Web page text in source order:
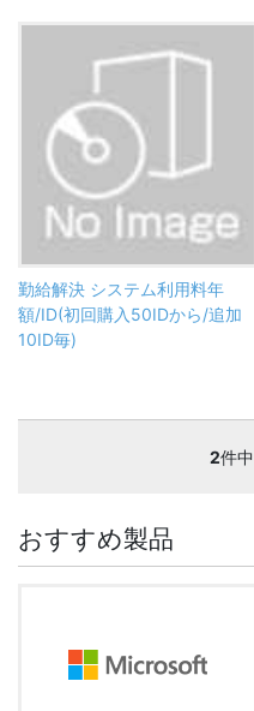
勤給解決 システム利用料年
額/ID(初回購入50IDから/追加
10ID毎)
2件中
おすすめ製品